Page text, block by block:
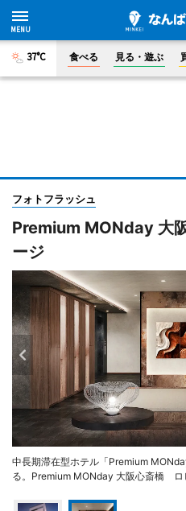
37°C 食べる 見る・遊ぶ
フォトフラッシュ
Premium MONday 大
ージ
中長期滞在型ホテル「Premium
る。Premium MONday 大阪心斎橋 ロ